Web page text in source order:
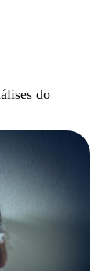
do